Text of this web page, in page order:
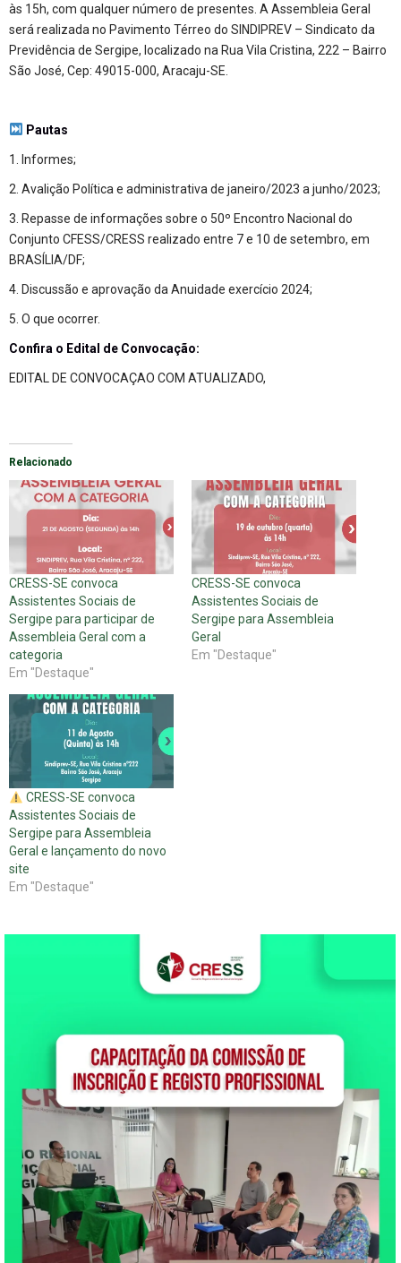
às 15h, com qualquer número de presentes. A Assembleia Geral
será realizada no Pavimento Térreo do SINDIPREV – Sindicato da
Previdência de Sergipe, localizado na Rua Vila Cristina, 222 – Bairro
São José, Cep: 49015-000, Aracaju-SE.
Pautas
1. Informes;
2. Avalição Política e administrativa de janeiro/2023 a junho/2023;
3. Repasse de informações sobre o 50º Encontro Nacional do
Conjunto CFESS/CRESS realizado entre 7 e 10 de setembro, em
BRASÍLIA/DF;
4. Discussão e aprovação da Anuidade exercício 2024;
5. O que ocorrer.
Confira o Edital de Convocação:
EDITAL DE CONVOCAÇAO COM ATUALIZADO,
Relacionado
CRESS-SE convoca
Assistentes Sociais de
Sergipe para participar de
Assembleia Geral com a
categoria
Em "Destaque"
CRESS-SE convoca
Assistentes Sociais de
Sergipe para Assembleia
Geral
Em "Destaque"
CRESS-SE convoca
Assistentes Sociais de
Sergipe para Assembleia
Geral e lançamento do novo
site
Em "Destaque"